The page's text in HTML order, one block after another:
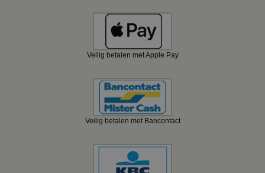
Veilig betalen met Apple Pay
Veilig betalen met Bancontact